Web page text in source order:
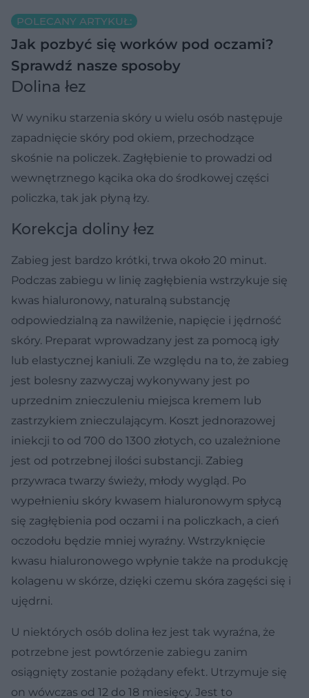
POLECANY ARTYKUŁ:
Jak pozbyć się worków pod oczami?
Sprawdź nasze sposoby
Dolina łez
W wyniku starzenia skóry u wielu osób następuje
zapadnięcie skóry pod okiem, przechodzące
skośnie na policzek. Zagłębienie to prowadzi od
wewnętrznego kącika oka do środkowej części
policzka, tak jak płyną łzy.
Korekcja doliny łez
Zabieg jest bardzo krótki, trwa około 20 minut.
Podczas zabiegu w linię zagłębienia wstrzykuje się
kwas hialuronowy, naturalną substancję
odpowiedzialną za nawilżenie, napięcie i jędrność
skóry. Preparat wprowadzany jest za pomocą igły
lub elastycznej kaniuli. Ze względu na to, że zabieg
jest bolesny zazwyczaj wykonywany jest po
uprzednim znieczuleniu miejsca kremem lub
zastrzykiem znieczulającym. Koszt jednorazowej
iniekcji to od 700 do 1300 złotych, co uzależnione
jest od potrzebnej ilości substancji. Zabieg
przywraca twarzy świeży, młody wygląd. Po
wypełnieniu skóry kwasem hialuronowym spłycą
się zagłębienia pod oczami i na policzkach, a cień
oczodołu będzie mniej wyraźny. Wstrzyknięcie
kwasu hialuronowego wpłynie także na produkcję
kolagenu w skórze, dzięki czemu skóra zagęści się i
ujędrni.
U niektórych osób dolina łez jest tak wyraźna, że
potrzebne jest powtórzenie zabiegu zanim
osiągnięty zostanie pożądany efekt. Utrzymuje się
on wówczas od 12 do 18 miesięcy. Jest to